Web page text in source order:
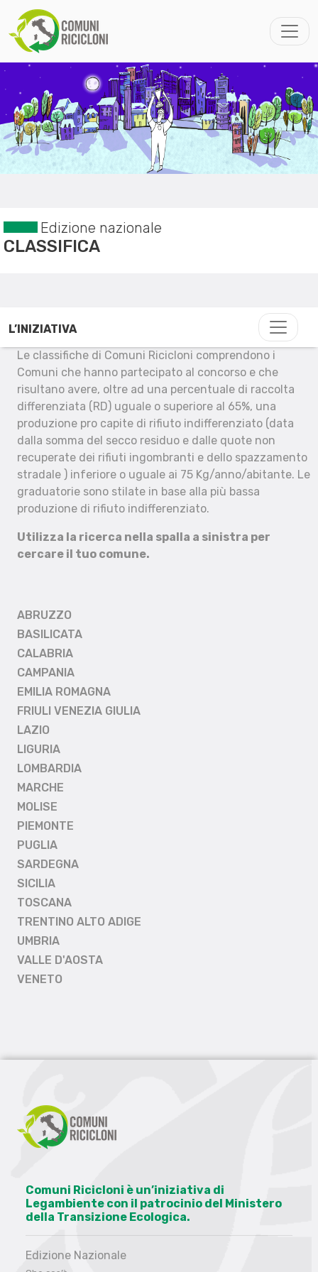
Edizione nazionale
CLASSIFICA
L’INIZIATIVA
Le classifiche di Comuni Ricicloni comprendono i
Comuni che hanno partecipato al concorso e che
risultano avere, oltre ad una percentuale di raccolta
differenziata (RD) uguale o superiore al 65%, una
produzione pro capite di rifiuto indifferenziato (data
dalla somma del secco residuo e dalle quote non
recuperate dei rifiuti ingombranti e dello spazzamento
stradale ) inferiore o uguale ai 75 Kg/anno/abitante. Le
graduatorie sono stilate in base alla più bassa
produzione di rifiuto indifferenziato.
Utilizza la ricerca nella spalla a sinistra per
cercare il tuo comune.
ABRUZZO
BASILICATA
CALABRIA
CAMPANIA
EMILIA ROMAGNA
FRIULI VENEZIA GIULIA
LAZIO
LIGURIA
LOMBARDIA
MARCHE
MOLISE
PIEMONTE
PUGLIA
SARDEGNA
SICILIA
TOSCANA
TRENTINO ALTO ADIGE
UMBRIA
VALLE D'AOSTA
VENETO
Comuni Ricicloni è un’iniziativa di
Legambiente con il patrocinio del Ministero
della Transizione Ecologica.
Edizione Nazionale